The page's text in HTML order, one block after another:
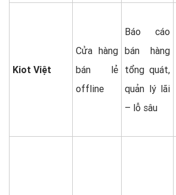
Kiot Việt
Cửa hàng
bán lẻ
offline
Báo cáo
bán hàng
tổng quát,
quản lý lãi
– lỗ sâu